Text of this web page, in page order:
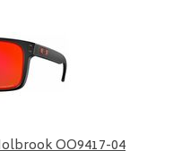
OO9417-04